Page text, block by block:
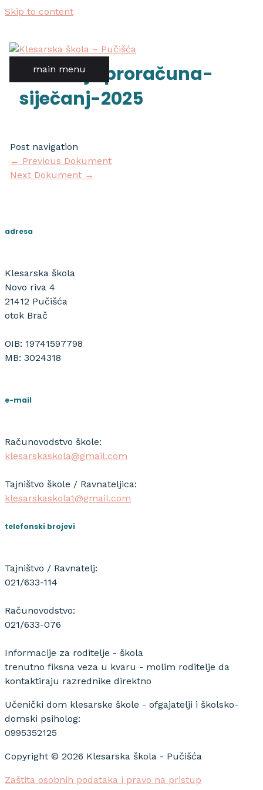
Skip to content
main menu
izvršenje proračuna-
siječanj-2025
Post navigation
← Previous Dokument
Next Dokument →
adresa
Klesarska škola
Novo riva 4
21412 Pučišća
otok Brač
OIB: 19741597798
MB: 3024318
e-mail
Računovodstvo škole:
klesarskaskola@gmail.com
Tajništvo škole / Ravnateljica:
klesarskaskola1@gmail.com
telefonski brojevi
Tajništvo / Ravnatelj:
021/633-114
Računovodstvo:
021/633-076
Informacije za roditelje - škola
trenutno fiksna veza u kvaru - molim roditelje da
kontaktiraju razrednike direktno
Učenički dom klesarske škole - ofgajatelji i školsko-
domski psiholog:
0995352125
Copyright © 2026 Klesarska škola - Pučišća
Zaštita osobnih podataka i pravo na pristup